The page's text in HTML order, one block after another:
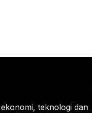
teknologi dan